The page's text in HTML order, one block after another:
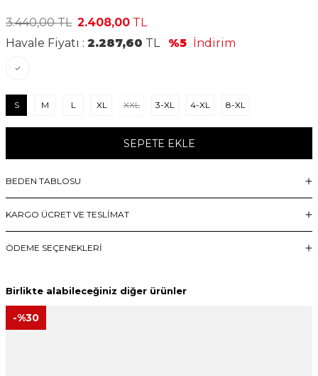
3.440,00TL 2.408,00 TL
Havale Fiyatı : 2.287,60 TL %5 İndirim
S M L XL XXL 3-XL 4-XL 8-XL
SEPETE EKLE
BEDEN TABLOSU
KARGO ÜCRET VE TESLİMAT
ÖDEME SEÇENEKLERI
Birlikte alabileceğiniz diğer ürünler
-%30